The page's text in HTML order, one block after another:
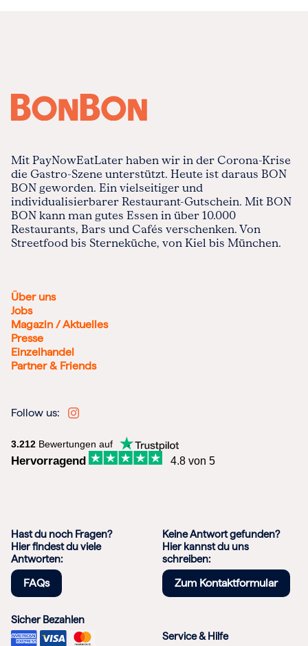
Mit PayNowEatLater haben wir in der Corona-Krise
die Gastro-Szene unterstützt. Heute ist daraus BON
BON geworden. Ein vielseitiger und
individualisierbarer Restaurant-Gutschein. Mit BON
BON kann man gutes Essen in über 10.000
Restaurants, Bars und Cafés verschenken. Von
Streetfood bis Sterneküche, von Kiel bis München.
Über uns
Jobs
Magazin / Aktuelles
Presse
Einzelhandel
Partner & Friends
Follow us:
3.212 Bewertungen auf
Hervorragend 4.8 von 5
Hast du noch Fragen?
Hier findest du viele
Antworten:
FAQs
Keine Antwort gefunden?
Hier kannst du uns
schreiben:
Zum Kontaktformular
Sicher Bezahlen
Service & Hilfe